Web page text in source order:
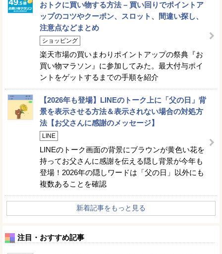
おトクに買い物する方法 – 買い回りでポイントア
ップのコツやクーポン、スロット、間違い探し、
注意点などまとめ
ショッピング
楽天市場の買いまわりポイントアップの祭典『お
買い物マラソン』に参加してみた。最大付与ポイ
ントをゲットするまでの手順を紹介
【2026年も登場】LINEのトーク上に「父の日」背
景を表示させる方法＆表示されない場合の対処方
法【お父さんに感謝のメッセージ】
LINE
LINEのトーク画面の背景にブラウンが黄色い花を
持ってお父さんに感謝を伝える隠し背景が今年も
登場！2026年の隠しワードは「父の日」以外にも
複数あることを確認
新着記事をもっと見る
注目・おすすめ記事